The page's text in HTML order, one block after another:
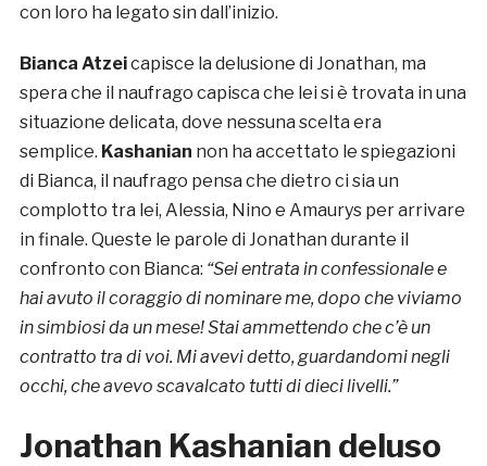
con loro ha legato sin dall’inizio.
Bianca Atzeicapisce la delusione di Jonathan, ma
spera che il naufrago capisca che lei si è trovata in una
situazione delicata, dove nessuna scelta era
semplice. Kashanian non ha accettato le spiegazioni
di Bianca, il naufrago pensa che dietro ci sia un
complotto tra lei, Alessia, Nino e Amaurys per arrivare
in finale. Queste le parole di Jonathan durante il
confronto con Bianca: “Sei entrata in confessionale e
hai avuto il coraggio di nominare me, dopo che viviamo
in simbiosi da un mese! Stai ammettendo che c’è un
contratto tra di voi. Mi avevi detto, guardandomi negli
occhi, che avevo scavalcato tutti di dieci livelli.”
Jonathan Kashanian deluso